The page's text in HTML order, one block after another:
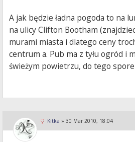
A jak będzie ładna pogoda to na
na ulicy Clifton Bootham
murami miasta i dlatego ceny
centrum a. Pub ma z tyłu ogród i
świeżym powietrzu, do tego
Kitka » 30 Mar 2010, 18:04